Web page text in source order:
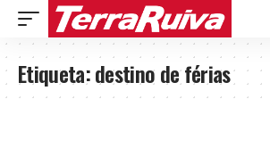
Etiqueta:destino de férias